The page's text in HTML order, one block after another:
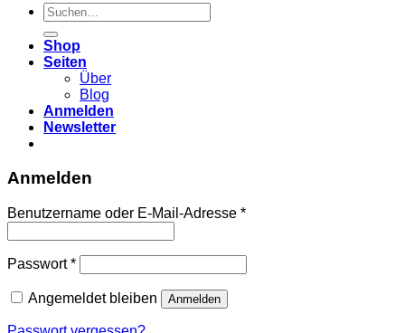
Suchen
nach:
Shop
Seiten
Über
Blog
Anmelden
Newsletter
Anmelden
Benutzername oder E-Mail-Adresse *Erforderlich
Passwort*Erforderlich
Angemeldet bleiben Anmelden